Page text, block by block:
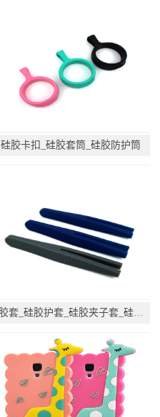
硅胶卡扣_硅胶套筒_硅胶防护筒
硅胶套_硅胶护套_硅胶夹子套_硅胶防护套